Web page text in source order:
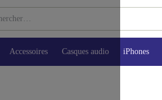
Accessoires Casques audio iPhones